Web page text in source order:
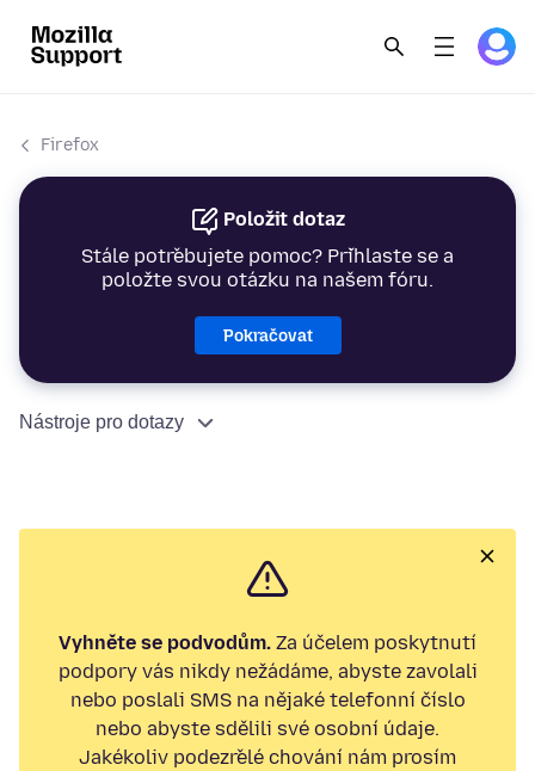
Firefox
Položit dotaz
Stále potřebujete pomoc? Přihlaste se a
položte svou otázku na našem fóru.
Pokračovat
Nástroje pro dotazy
Vyhněte se podvodům. Za účelem poskytnutí
podpory vás nikdy nežádáme, abyste zavolali
nebo poslali SMS na nějaké telefonní číslo
nebo abyste sdělili své osobní údaje.
Jakékoliv podezřelé chování nám prosím